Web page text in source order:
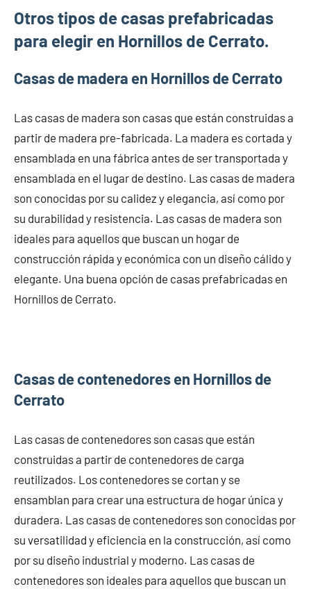
Otros tipos de casas prefabricadas
para elegir en Hornillos de Cerrato.
Casas de madera en Hornillos de Cerrato
Las casas de madera son casas que están construidas a
partir de madera pre-fabricada. La madera es cortada y
ensamblada en una fábrica antes de ser transportada y
ensamblada en el lugar de destino. Las casas de madera
son conocidas por su calidez y elegancia, así como por
su durabilidad y resistencia. Las casas de madera son
ideales para aquellos que buscan un hogar de
construcción rápida y económica con un diseño cálido y
elegante. Una buena opción de casas prefabricadas en
Hornillos de Cerrato.
Casas de contenedores en Hornillos de
Cerrato
Las casas de contenedores son casas que están
construidas a partir de contenedores de carga
reutilizados. Los contenedores se cortan y se
ensamblan para crear una estructura de hogar única y
duradera. Las casas de contenedores son conocidas por
su versatilidad y eficiencia en la construcción, así como
por su diseño industrial y moderno. Las casas de
contenedores son ideales para aquellos que buscan un